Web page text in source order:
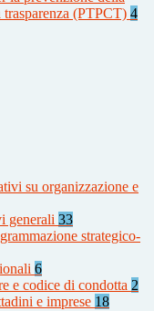
(PTPCT) 4
su organizzazione e
generali 33
strategico-
6
e codice di condotta 2
e imprese 18